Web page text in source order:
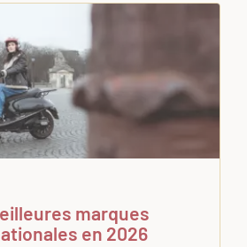
marques
en 2026